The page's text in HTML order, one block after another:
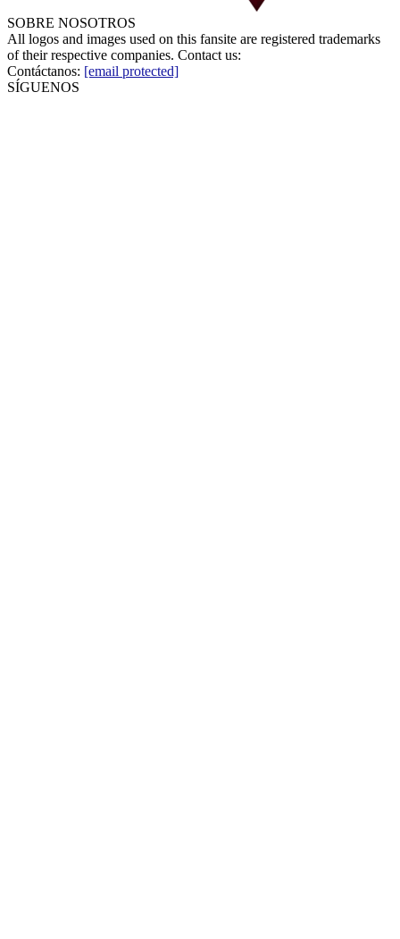
SOBRE NOSOTROS
All logos and images used on this fansite are registered trademarks
of their respective companies. Contact us:
Contáctanos: [email protected]
SÍGUENOS